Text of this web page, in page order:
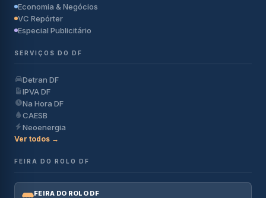
Economia & Negócios
VC Repórter
Especial Publicitário
SERVIÇOS DO DF
Detran DF
IPVA DF
Na Hora DF
CAESB
Neoenergia
Ver todos →
FEIRA DO ROLO DF
FEIRA DO ROLO DF